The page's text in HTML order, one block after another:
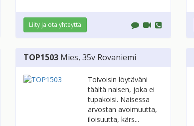
Liity ja ota yhteyttä
TOP1503 Mies, 35v Rovaniemi
Toivoisin löytäväni
täältä naisen, joka ei
tupakoisi. Naisessa
arvostan avoimuutta,
iloisuutta, kärs...